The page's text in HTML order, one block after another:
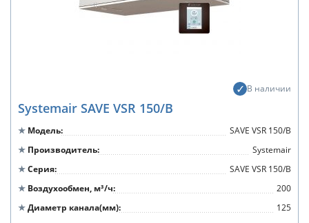
В наличии
Systemair SAVE VSR 150/B
Модель
SAVE VSR 150/B
Производитель
Systemair
Серия
SAVE VSR 150/B
Воздухообмен, м³/ч
200
Диаметр канала(мм)
125